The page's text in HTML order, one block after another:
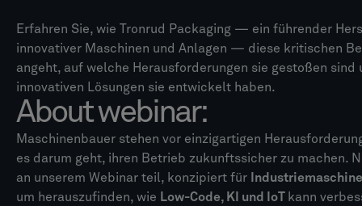
Erfahren Sie, wie Tronrud Packaging — ein führender
innovativer Maschinen und Anlagen — diese kritischen
angeht, auf welche Herausforderungen sie gestoßen sind
innovativen Lösungen sie entwickelt haben.
About webinar:
Maschinenbauer stehen vor einzigartigen
es darum geht, ihren Betrieb zukunftssicher zu machen.
an unserem Webinar teil, konzipiert für
um herauszufinden, wie Low-Code, KI und IoT kann